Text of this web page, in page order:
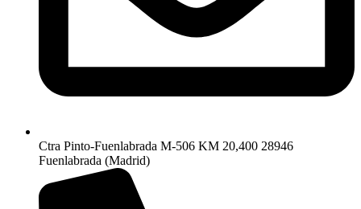
Ctra Pinto-Fuenlabrada M-506 KM 20,400 28946
Fuenlabrada (Madrid)